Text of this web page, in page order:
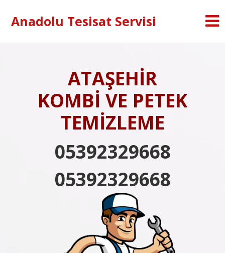
Anadolu Tesisat Servisi
ATAŞEHİR
KOMBİ VE PETEK
TEMİZLEME
05392329668
05392329668